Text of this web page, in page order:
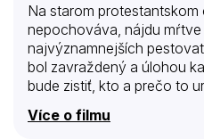
Na starom protestantskom
nepochováva, nájdu
najvýznamnejších
bol zavraždený a úlohou
bude zistiť, kto a prečo to
Více o filmu